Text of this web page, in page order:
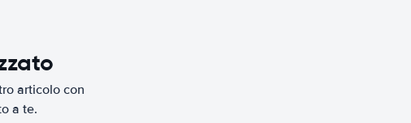
articolo con
a te.